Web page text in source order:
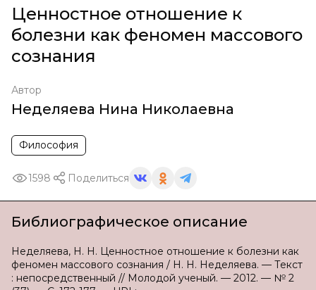
Ценностное отношение к
болезни как феномен массового
сознания
Автор
Неделяева Нина Николаевна
Философия
1598 Поделиться
Библиографическое описание
Неделяева, Н. Н. Ценностное отношение к болезни как
феномен массового сознания / Н. Н. Неделяева. — Текст
: непосредственный // Молодой ученый. — 2012. — № 2